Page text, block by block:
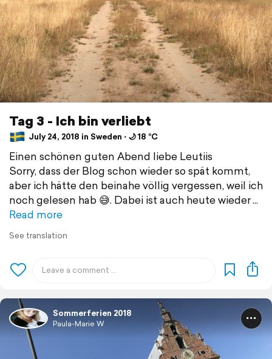
Tag 3 - Ich bin verliebt
July 24, 2018 in Sweden ⋅ 🌙 18 °C
Einen schönen guten Abend liebe Leutiis
Sorry, dass der Blog schon wieder so spät kommt,
aber ich hätte den beinahe völlig vergessen, weil ich
noch gelesen hab 😅. Dabei ist auch heute wieder
Read more
See translation
Sommerferien 2018
Paula-Marie W